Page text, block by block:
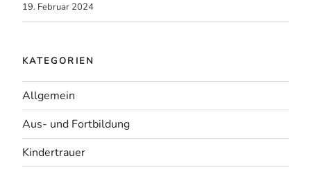
19. Februar 2024
KATEGORIEN
Allgemein
Aus- und Fortbildung
Kindertrauer